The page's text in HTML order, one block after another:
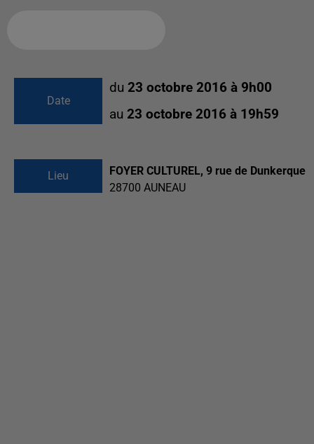
Date
du 23 octobre 2016 à 9h00
au 23 octobre 2016 à 19h59
Lieu
FOYER CULTUREL, 9 rue de Dunkerque
28700 AUNEAU